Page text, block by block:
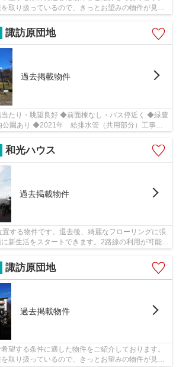
取り扱っているので、きっとお望みの物件が見つ
はメール又はお電話にて...
諏訪原団地
過去掲載物件
たり・眺望良好 ◆前面棟なし・バス停近く ◆緑豊
園あり ◆2021年 給排水管（共用部分）工事実
和光ハウス
過去掲載物件
する物件です。退去後、綺麗なフローリングに張
新生活をスタートできます。2路線の利用が可能な
諏訪原団地
過去掲載物件
望する条件に適した物件をご紹介しております。
取り扱っているので、きっとお望みの物件が見つ